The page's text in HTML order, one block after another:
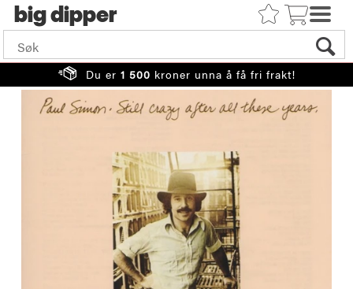
big
Du er 1 500 kroner unna å få fri frakt!